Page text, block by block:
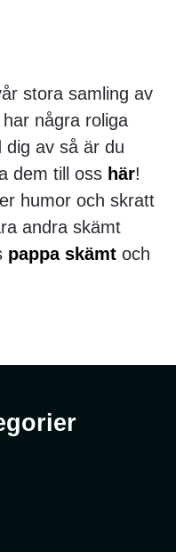
stora samling av
några roliga
dig av så är du
dem till oss här!
humor och skratt
andra skämt
pappa skämt och